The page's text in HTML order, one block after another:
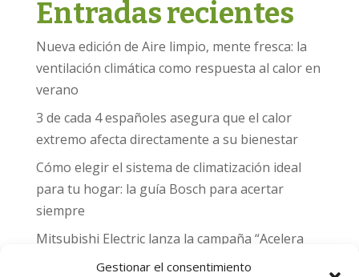
Gestionar el consentimiento
Entradas recientes
Nueva edición de Aire limpio, mente fresca: la
ventilación climática como respuesta al calor en
verano
3 de cada 4 españoles asegura que el calor
extremo afecta directamente a su bienestar
Cómo elegir el sistema de climatización ideal
para tu hogar: la guía Bosch para acertar
siempre
Mitsubishi Electric lanza la campaña “Acelera
hacia MADRID 2026” y premia con entradas